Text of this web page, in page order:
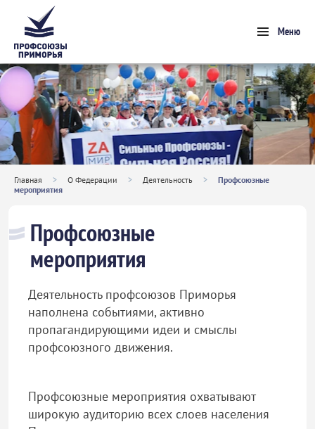
Меню
Главная > О Федерации > Деятельность >
Профсоюзные
мероприятия
Профсоюзные
мероприятия
Деятельность профсоюзов Приморья
наполнена событиями, активно
пропагандирующими идеи и смыслы
профсоюзного движения.
Профсоюзные мероприятия охватывают
широкую аудиторию всех слоев населения